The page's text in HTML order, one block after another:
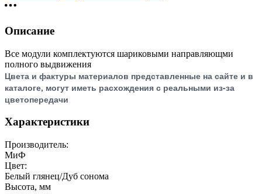
Описание
Все модули комплектуются шариковыми направляющми
полного выдвижения
Цвета и фактуры материалов представленные на сайте и в
каталоге, могут иметь расхождения с реальными из-за
цветопередачи
Характеристики
Производитель:
МиФ
Цвет:
Белый глянец/Дуб сонома
Высота, мм